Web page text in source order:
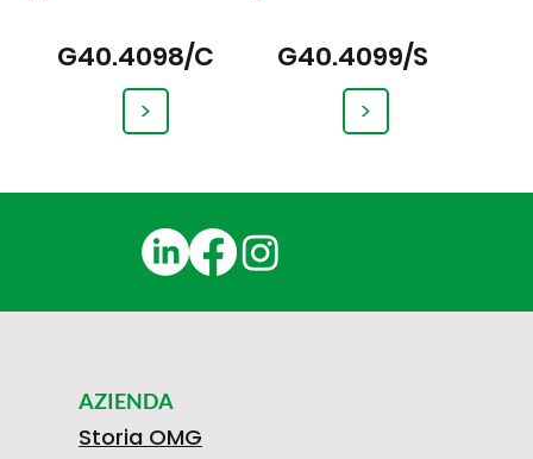
G40.4098/C
>
G40.4099/S
>
AZIENDA
Storia OMG